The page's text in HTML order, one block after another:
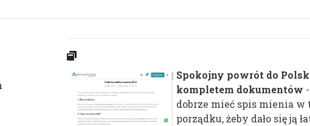
Spokojny powrót do
kompletem dokumentów
dobrze mieć spis mienia w
porządku, żeby dało się ją